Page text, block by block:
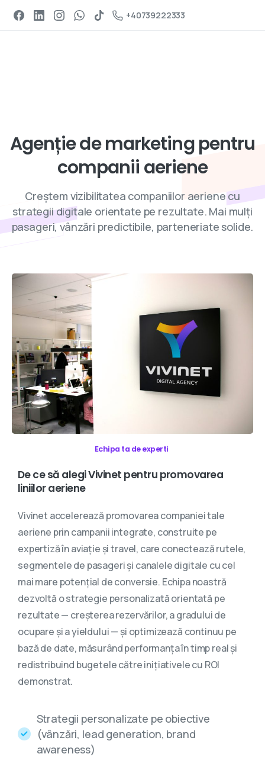
+40739222333
Agențiede marketing pentru
companii aeriene
Creștem vizibilitatea companiilor aeriene cu
strategii digitale orientate pe rezultate. Mai mulți
pasageri, vânzări predictibile, parteneriate solide.
Echipa ta de experti
Decesă alegiVivinet pentru promovarea
liniiloraeriene
Vivinet accelerează promovarea companiei tale
aeriene prin campanii integrate, construite pe
expertiză în aviație și travel, care conectează rutele,
segmentele de pasageri și canalele digitale cu cel
mai mare potențial de conversie. Echipa noastră
dezvoltă o strategie personalizată orientată pe
rezultate — creșterea rezervărilor, a gradului de
ocupare și a yieldului — și optimizează continuu pe
bază de date, măsurând performanța în timp real și
redistribuind bugetele către inițiativele cu ROI
demonstrat.
Strategii personalizate pe obiective
(vânzări, lead generation, brand
awareness)